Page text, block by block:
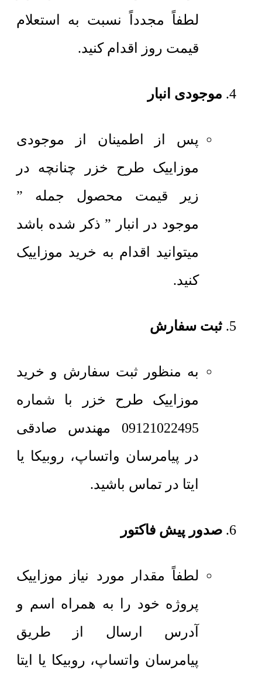
لطفاً مجدداً نسبت به استعلام
قیمت روز اقدام کنید.
موجودی انبار
پس از اطمینان از موجودی
موزاییک طرح خزر چنانچه در
زیر قیمت محصول جمله ”
موجود در انبار ” ذکر شده باشد
میتوانید اقدام به خرید موزاییک
کنید.
ثبت سفارش
به منظور ثبت سفارش و خرید
موزاییک طرح خزر با شماره
09121022495 مهندس صادقی
در پیامرسان واتساپ، روبیکا یا
ایتا در تماس باشید.
صدور پیش فاکتور
لطفاً مقدار مورد نیاز موزاییک
پروژه خود را به همراه اسم و
آدرس ارسال از طریق
پیامرسان واتساپ، روبیکا یا ایتا